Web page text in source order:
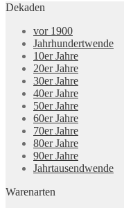
Dekaden
vor 1900
Jahrhundertwende
10er Jahre
20er Jahre
30er Jahre
40er Jahre
50er Jahre
60er Jahre
70er Jahre
80er Jahre
90er Jahre
Jahrtausendwende
Warenarten